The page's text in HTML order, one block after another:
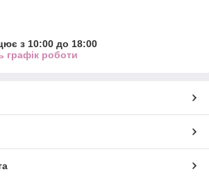
з 10:00 до 18:00
графік роботи